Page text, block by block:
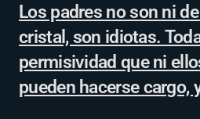
Los padres no son ni
cristal, son idiotas.
permisividad que ni
pueden hacerse cargo,